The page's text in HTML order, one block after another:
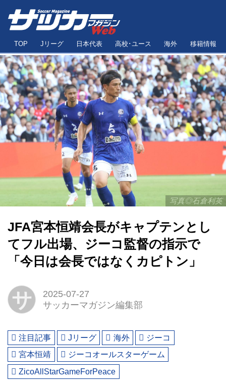
TOP Jリーグ 日本代表 高校･ユース 海外 移籍情報
写真◎石倉利英
JFA宮本恒靖会長がキャプテンとし
てフル出場、ジーコ監督の指示で
「今日は会長ではなくカピトン」
サ
2025-07-27
サッカーマガジン編集部
注目記事 Jリーグ 海外
ジーコ
宮本恒靖
ジーコオールスターゲーム
ZicoAllStarGameForPeace